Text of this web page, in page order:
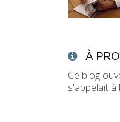
À
Ce blog
s'appelait à